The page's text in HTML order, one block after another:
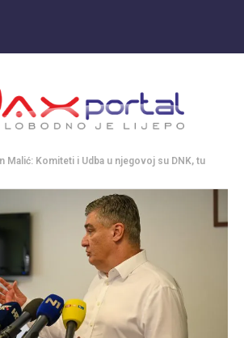
Malić: Komiteti i Udba u njegovoj su DNK, tu